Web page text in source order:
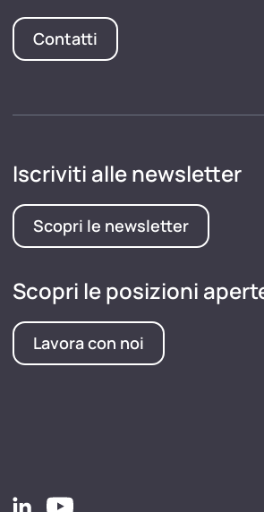
Contatti
Iscriviti alle newsletter
Scopri le newsletter
Scopri le posizioni
Lavora con noi